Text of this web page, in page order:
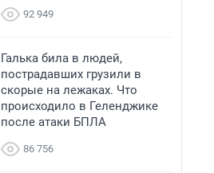
92 949
Галька била в людей,
пострадавших грузили в
скорые на лежаках. Что
происходило в Геленджике
после атаки БПЛА
86 756